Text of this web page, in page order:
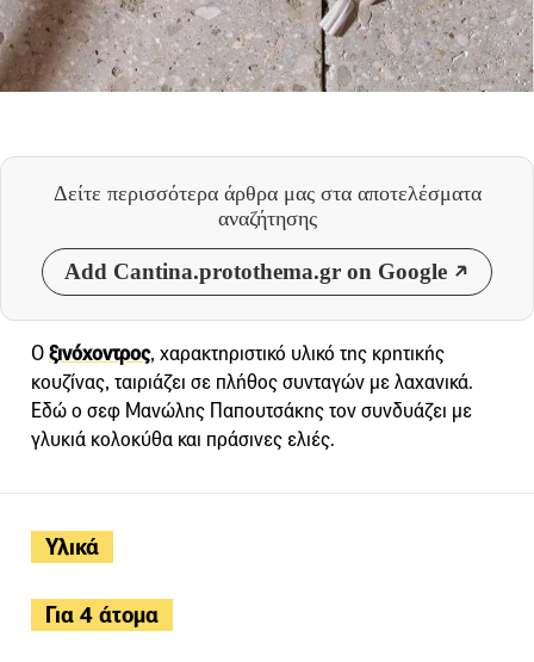
Δείτε περισσότερα άρθρα μας στα αποτελέσματα
αναζήτησης
Add Cantina.protothema.gr on Google
Υλικά
Για 4 άτομα
Οξινόχοντρος, χαρακτηριστικό υλικό της κρητικής
κουζίνας, ταιριάζει σε πλήθος συνταγών με λαχανικά.
Εδώ ο σεφ Μανώλης Παπουτσάκης τον συνδυάζει με
γλυκιά κολοκύθα και πράσινες ελιές.